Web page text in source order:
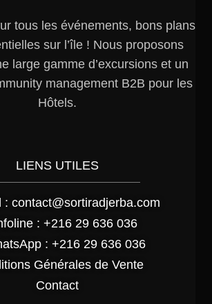
tous les événements, bons plans
sur l’île ! Nous proposons
large gamme d’excursions et un
management B2B pour les
Hôtels.
LIENS UTILES
: contact@sortiradjerba.com
: +216 29 636 036
: +216 29 636 036
Générales de Vente
Contact